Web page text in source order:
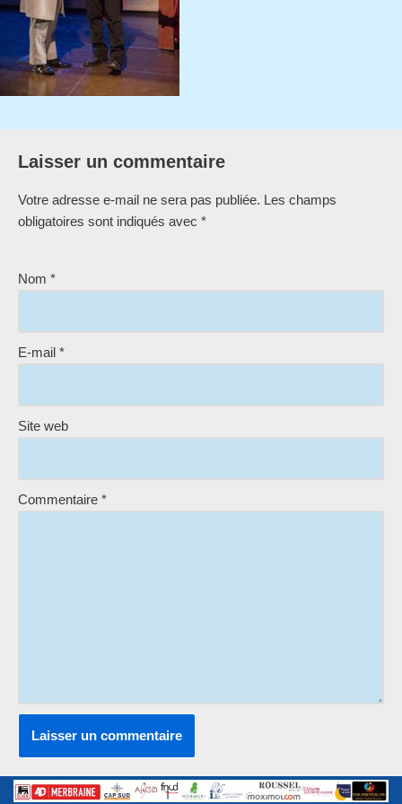
Laisser un commentaire
Votre adresse e-mail ne sera pas publiée. Les champs
obligatoires sont indiqués avec *
Nom *
E-mail *
Site web
Commentaire *